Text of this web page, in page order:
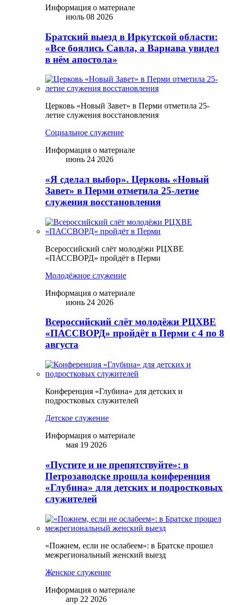
Информация о материале
июль 08 2026
Братский выезд в Иркутской области:
«Все боялись Савла, а Варнава увидел
в нём апостола»
Церковь «Новый Завет» в Перми отметила 25-
летие служения восстановления
Социальное служение
Информация о материале
июнь 24 2026
«Я сделал выбор». Церковь «Новый
Завет» в Перми отметила 25-летие
служения восстановления
Всероссийский слёт молодёжи РЦХВЕ
«ПАССВОРД» пройдёт в Перми
Молодёжное служение
Информация о материале
июнь 24 2026
Всероссийский слёт молодёжи РЦХВЕ
«ПАССВОРД» пройдёт в Перми с 4 по 8
августа
Конференция «Глубина» для детских и
подростковых служителей
Детское служение
Информация о материале
мая 19 2026
«Пустите и не препятствуйте»: в
Петрозаводске прошла конференция
«Глубина» для детских и подростковых
служителей
«Пожнем, если не ослабеем»: в Братске прошел
межрегиональный женский выезд
Женское служение
Информация о материале
апр 22 2026